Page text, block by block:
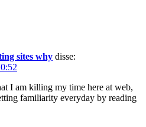
sites why disse:
I am killing my time here at web,
familiarity everyday by reading